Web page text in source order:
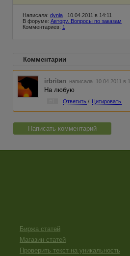
Написала: dynia , 10.04.2011 в 14:11
В форуме: Автору. Вопросы по заказам
Комментариев: 1
Комментарии
irbritan написала 10.04.2011 в
На любую
Ответить / Цитировать
Написать комментарий
Биржа статей
Магазин статей
Проверить текст на уникальность